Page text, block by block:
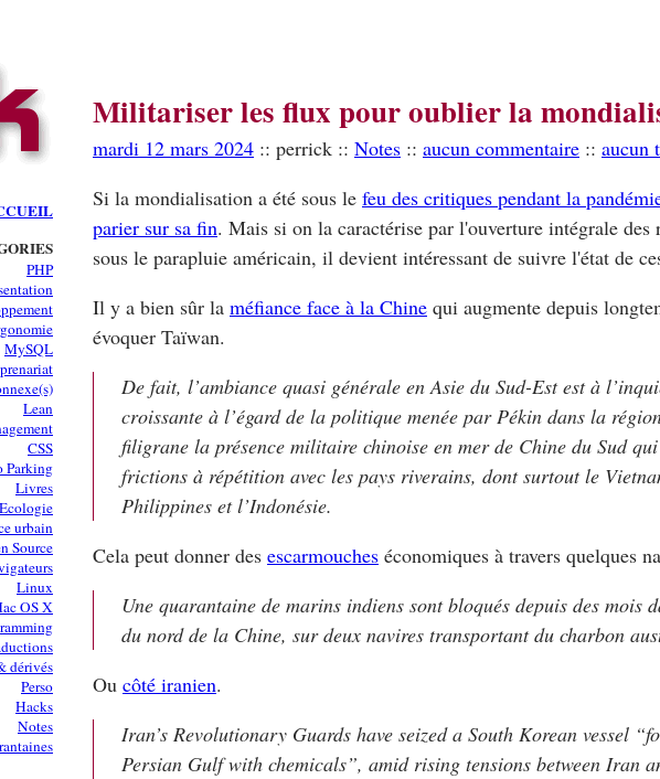
PHP
MySQL
Lean
CSS
Parking
Livres
Ecologie
urbain
Source
Linux
OS X
dérivés
Perso
Hacks
Notes
Militariser les flux pour oublier la
mardi 12 mars 2024 :: perrick :: Notes :: aucun commentaire :: aucun
Si la mondialisation a été sous le feu des critiques pendant la
parier sur sa fin. Mais si on la caractérise par l'ouverture intégrale des
sous le parapluie américain, il devient intéressant de suivre l'état de
Il y a bien sûr la méfiance face à la Chine qui augmente depuis
évoquer Taïwan.
De fait, l’ambiance quasi générale en Asie du Sud-Est est à
croissante à l’égard de la politique menée par Pékin dans la
filigrane la présence militaire chinoise en mer de Chine du Sud
frictions à répétition avec les pays riverains, dont surtout le
Philippines et l’Indonésie.
Cela peut donner des escarmouches économiques à travers quelques
Une quarantaine de marins indiens sont bloqués depuis des mois
du nord de la Chine, sur deux navires transportant du charbon
Ou côté iranien.
Iran’s Revolutionary Guards have seized a South Korean vessel
Persian Gulf with chemicals”, amid rising tensions between Iran